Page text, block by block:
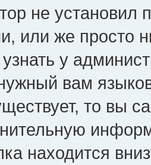
не установил
или же просто
у
вам
то вы
находится